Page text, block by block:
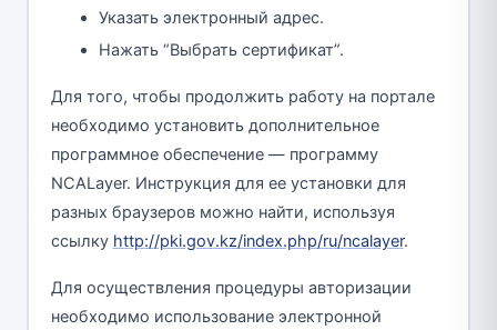
Указать электронный адрес.
Нажать “Выбрать сертификат”.
Для того, чтобы продолжить работу на портале
необходимо установить дополнительное
программное обеспечение — программу
NCALayer. Инструкция для ее установки для
разных браузеров можно найти, используя
ссылку http://pki.gov.kz/index.php/ru/ncalayer.
Для осуществления процедуры авторизации
необходимо использование электронной